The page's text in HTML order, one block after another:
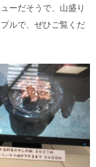
ーだそうで、山盛り
ルで、ぜひご覧くだ